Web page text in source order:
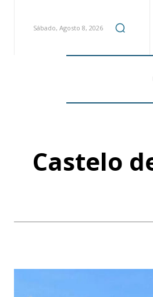
Sábado, Agosto 8, 2026
Castelo